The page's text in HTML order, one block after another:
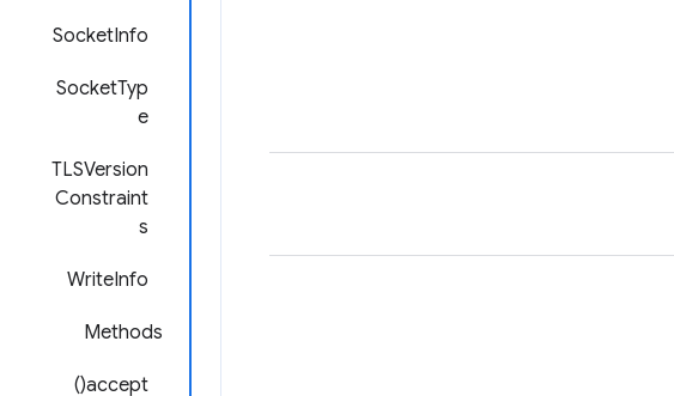
SocketInfo
SocketTyp
e
TLSVersion
Constraint
s
WriteInfo
Methods
accept()